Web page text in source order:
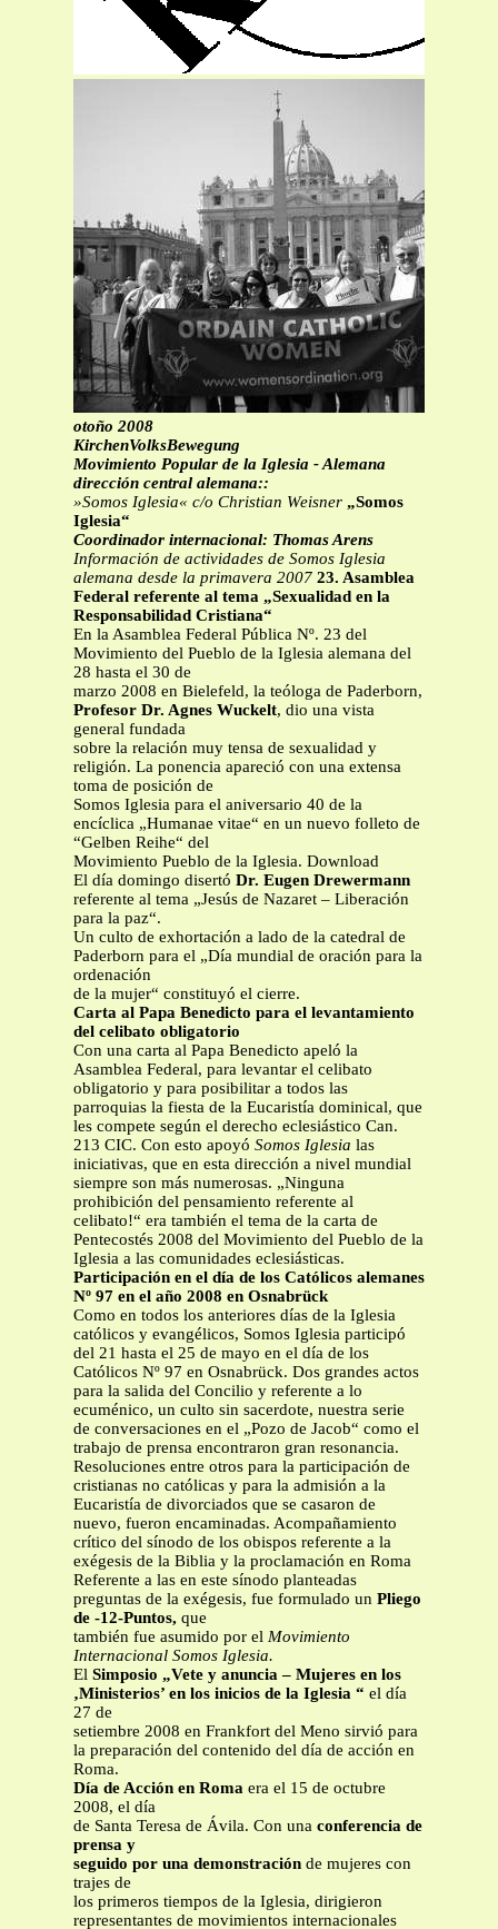
otoño 2008
KirchenVolksBewegung
Movimiento Popular de la Iglesia - Alemana
dirección central alemana::
»Somos Iglesia« c/o Christian Weisner „Somos
Iglesia“
Coordinador internacional: Thomas Arens
Información de actividades de Somos Iglesia
alemana desde la primavera 2007 23. Asamblea
Federal referente al tema „Sexualidad en la
Responsabilidad Cristiana“
En la Asamblea Federal Pública Nº. 23 del
Movimiento del Pueblo de la Iglesia alemana del
28 hasta el 30 de
marzo 2008 en Bielefeld, la teóloga de Paderborn,
Profesor Dr. Agnes Wuckelt, dio una vista
general fundada
sobre la relación muy tensa de sexualidad y
religión. La ponencia apareció con una extensa
toma de posición de
Somos Iglesia para el aniversario 40 de la
encíclica „Humanae vitae“ en un nuevo folleto de
“Gelben Reihe“ del
Movimiento Pueblo de la Iglesia. Download
El día domingo disertó Dr. Eugen Drewermann
referente al tema „Jesús de Nazaret – Liberación
para la paz“.
Un culto de exhortación a lado de la catedral de
Paderborn para el „Día mundial de oración para la
ordenación
de la mujer“ constituyó el cierre.
Carta al Papa Benedicto para el levantamiento
del celibato obligatorio
Con una carta al Papa Benedicto apeló la
Asamblea Federal, para levantar el celibato
obligatorio y para posibilitar a todos las
parroquias la fiesta de la Eucaristía dominical, que
les compete según el derecho eclesiástico Can.
213 CIC. Con esto apoyó Somos Iglesia las
iniciativas, que en esta dirección a nivel mundial
siempre son más numerosas. „Ninguna
prohibición del pensamiento referente al
celibato!“ era también el tema de la carta de
Pentecostés 2008 del Movimiento del Pueblo de la
Iglesia a las comunidades eclesiásticas.
Participación en el día de los Católicos alemanes
Nº 97 en el año 2008 en Osnabrück
Como en todos los anteriores días de la Iglesia
católicos y evangélicos, Somos Iglesia participó
del 21 hasta el 25 de mayo en el día de los
Católicos Nº 97 en Osnabrück. Dos grandes actos
para la salida del Concilio y referente a lo
ecuménico, un culto sin sacerdote, nuestra serie
de conversaciones en el „Pozo de Jacob“ como el
trabajo de prensa encontraron gran resonancia.
Resoluciones entre otros para la participación de
cristianas no católicas y para la admisión a la
Eucaristía de divorciados que se casaron de
nuevo, fueron encaminadas. Acompañamiento
crítico del sínodo de los obispos referente a la
exégesis de la Biblia y la proclamación en Roma
Referente a las en este sínodo planteadas
preguntas de la exégesis, fue formulado un Pliego
de -12-Puntos, que
también fue asumido por el Movimiento
Internacional Somos Iglesia.
El Simposio „Vete y anuncia – Mujeres en los
‚Ministerios’ en los inicios de la Iglesia “ el día
27 de
setiembre 2008 en Frankfort del Meno sirvió para
la preparación del contenido del día de acción en
Roma.
Día de Acción en Roma era el 15 de octubre
2008, el día
de Santa Teresa de Ávila. Con una conferencia de
prensa y
seguido por una demonstración de mujeres con
trajes de
los primeros tiempos de la Iglesia, dirigieron
representantes de movimientos internacionales